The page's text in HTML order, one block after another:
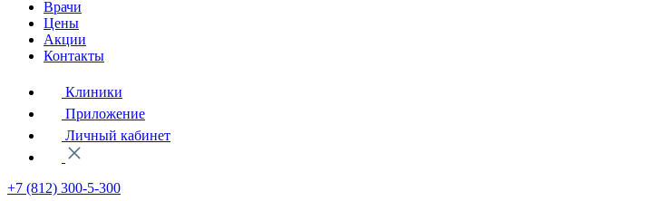
Врачи
Цены
Акции
Контакты
Клиники
Приложение
Личный кабинет
+7 (812) 300-5-300